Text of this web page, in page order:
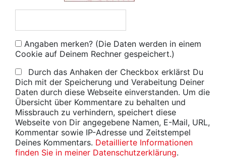
Angaben merken? (Die Daten werden in einem
Cookie auf Deinem Rechner gespeichert.)
Durch das Anhaken der Checkbox erklärst Du
Dich mit der Speicherung und Verabeitung Deiner
Daten durch diese Webseite einverstanden. Um die
Übersicht über Kommentare zu behalten und
Missbrauch zu verhindern, speichert diese
Webseite von Dir angegebene Namen, E-Mail, URL,
Kommentar sowie IP-Adresse und Zeitstempel
Deines Kommentars. Detaillierte Informationen
finden Sie in meiner Datenschutzerklärung.